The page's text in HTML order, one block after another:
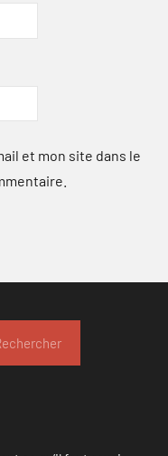
et mon site dans le